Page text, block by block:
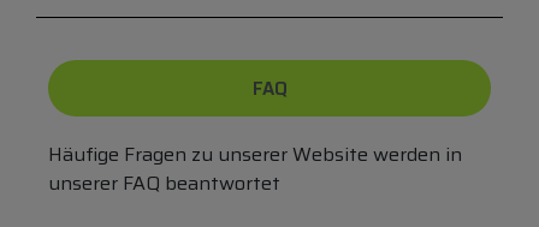
FAQ
Häufige Fragen zu unserer Website werden in
unserer FAQ beantwortet